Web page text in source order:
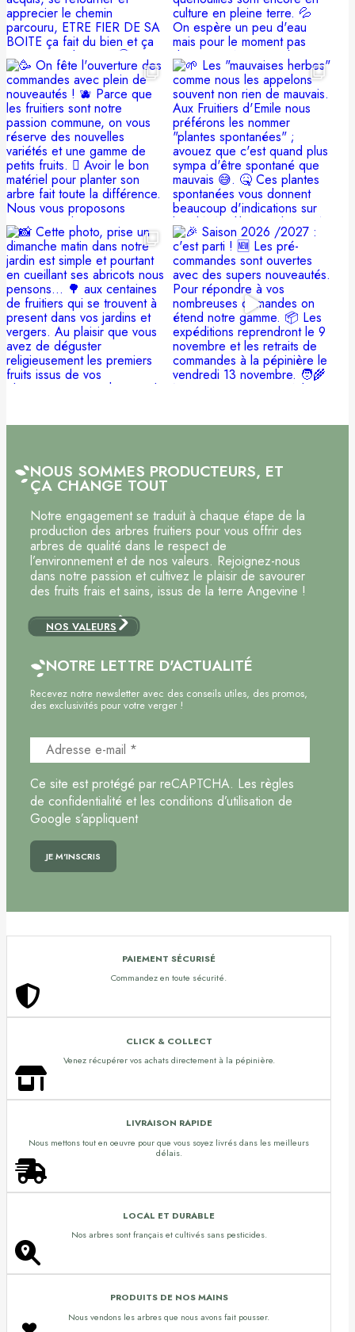
NOUS SOMMES PRODUCTEURS, ET
ÇA CHANGE TOUT
Notre engagement se traduit à chaque étape de la
production des arbres fruitiers pour vous offrir des
arbres de qualité dans le respect de
l’environnement et de nos valeurs. Rejoignez-nous
dans notre passion et cultivez le plaisir de savourer
des fruits frais et sains, issus de la terre Angevine !
NOS VALEURS
NOTRE LETTRE D'ACTUALITÉ
Recevez notre newsletter avec des conseils utiles, des promos,
des exclusivités pour votre verger !
Ce site est protégé par reCAPTCHA. Les règles
de confidentialité et les conditions d’utilisation de
Google s’appliquent
PAIEMENT SÉCURISÉ
Commandez en toute sécurité.
CLICK & COLLECT
Venez récupérer vos achats directement à la pépinière.
LIVRAISON RAPIDE
Nous mettons tout en oeuvre pour que vous soyez livrés dans les meilleurs
délais.
LOCAL ET DURABLE
Nos arbres sont français et cultivés sans pesticides.
PRODUITS DE NOS MAINS
Nous vendons les arbres que nous avons fait pousser.